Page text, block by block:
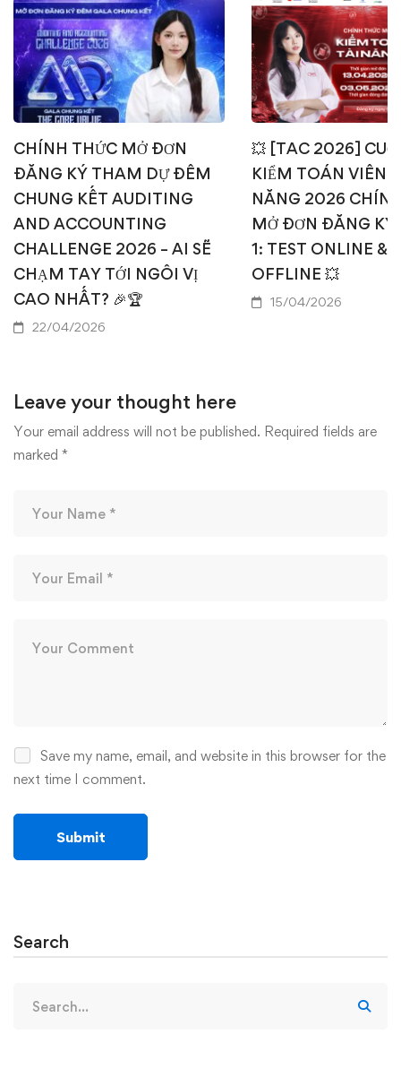
CHÍNH THỨC MỞ ĐƠN
ĐĂNG KÝ THAM DỰ ĐÊM
CHUNG KẾT AUDITING
AND ACCOUNTING
CHALLENGE 2026 – AI SẼ
CHẠM TAY TỚI NGÔI VỊ
CAO NHẤT? 🎉🏆
22/04/2026
💥 [TAC 2026]
KIỂM TOÁN VIÊN
NĂNG 2026
MỞ ĐƠN ĐĂNG KÝ
1: TEST ONLINE &
OFFLINE 💥
15/04/2026
Leave your thought here
Your email address will not be published. Required fields are
marked *
Save my name, email, and website in this browser for the
next time I comment.
Search
for: